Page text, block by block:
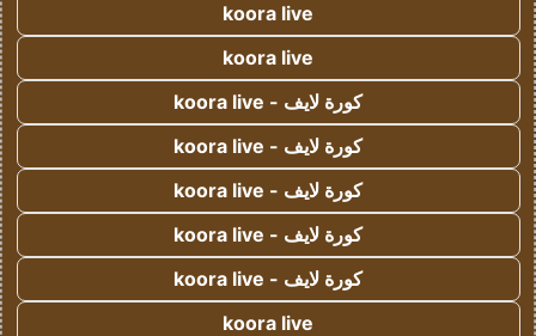
koora live
koora live
كورة لايف - koora live
كورة لايف - koora live
كورة لايف - koora live
كورة لايف - koora live
كورة لايف - koora live
koora live